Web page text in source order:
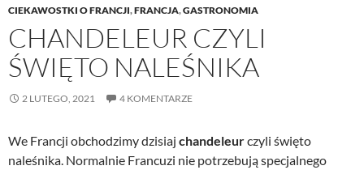
CIEKAWOSTKI O FRANCJI,FRANCJA,GASTRONOMIA
CHANDELEUR CZYLI
ŚWIĘTO NALEŚNIKA
2 LUTEGO, 2021 4 KOMENTARZE
We Francji obchodzimy dzisiaj chandeleurczyli święto
naleśnika. Normalnie Francuzi nie potrzebują specjalnego